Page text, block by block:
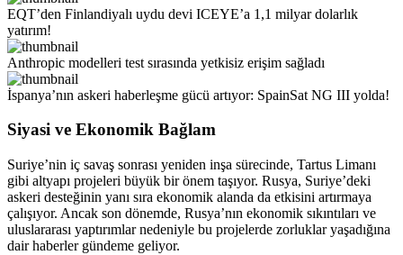
EQT’den Finlandiyalı uydu devi ICEYE’a 1,1 milyar dolarlık
yatırım!
Anthropic modelleri test sırasında yetkisiz erişim sağladı
İspanya’nın askeri haberleşme gücü artıyor: SpainSat NG III yolda!
Siyasi ve Ekonomik Bağlam
Suriye’nin iç savaş sonrası yeniden inşa sürecinde, Tartus Limanı
gibi altyapı projeleri büyük bir önem taşıyor. Rusya, Suriye’deki
askeri desteğinin yanı sıra ekonomik alanda da etkisini artırmaya
çalışıyor. Ancak son dönemde, Rusya’nın ekonomik sıkıntıları ve
uluslararası yaptırımlar nedeniyle bu projelerde zorluklar yaşadığına
dair haberler gündeme geliyor.